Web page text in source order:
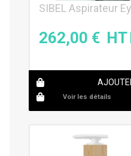
SIBEL Aspirateur
262,00 €
Voir les détails